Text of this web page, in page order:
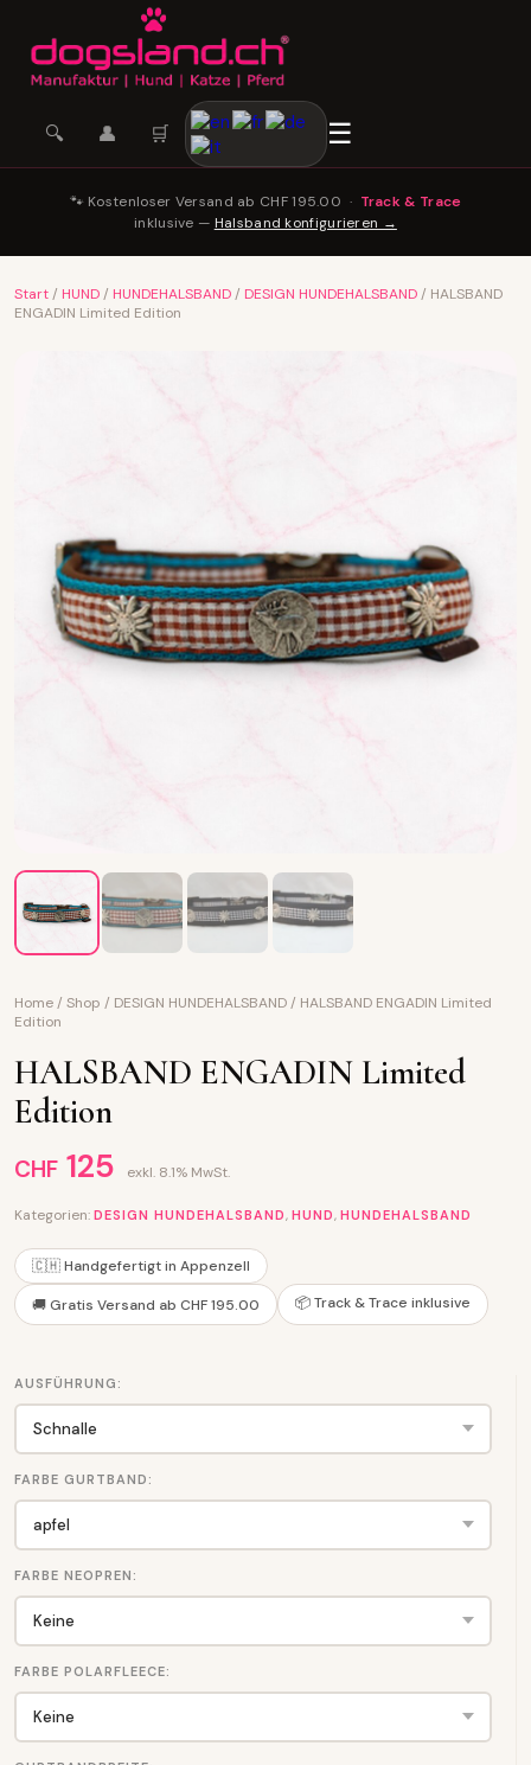
🔍 👤 🛒 ☰
🐾 Kostenloser Versand ab CHF 195.00 · Track & Trace
inklusive — Halsband konfigurieren →
Start/ HUND/ HUNDEHALSBAND/ DESIGN HUNDEHALSBAND/ HALSBAND
ENGADIN Limited Edition
Home/ Shop / DESIGN HUNDEHALSBAND/ HALSBAND ENGADIN Limited
Edition
HALSBAND ENGADIN Limited
Edition
CHF 125 exkl. 8.1% MwSt.
Kategorien: DESIGN HUNDEHALSBAND, HUND, HUNDEHALSBAND
🇨🇭 Handgefertigt in Appenzell
🚚 Gratis Versand ab CHF 195.00 📦 Track & Trace inklusive
AUSFÜHRUNG:
FARBE GURTBAND:
FARBE NEOPREN:
FARBE POLARFLEECE: